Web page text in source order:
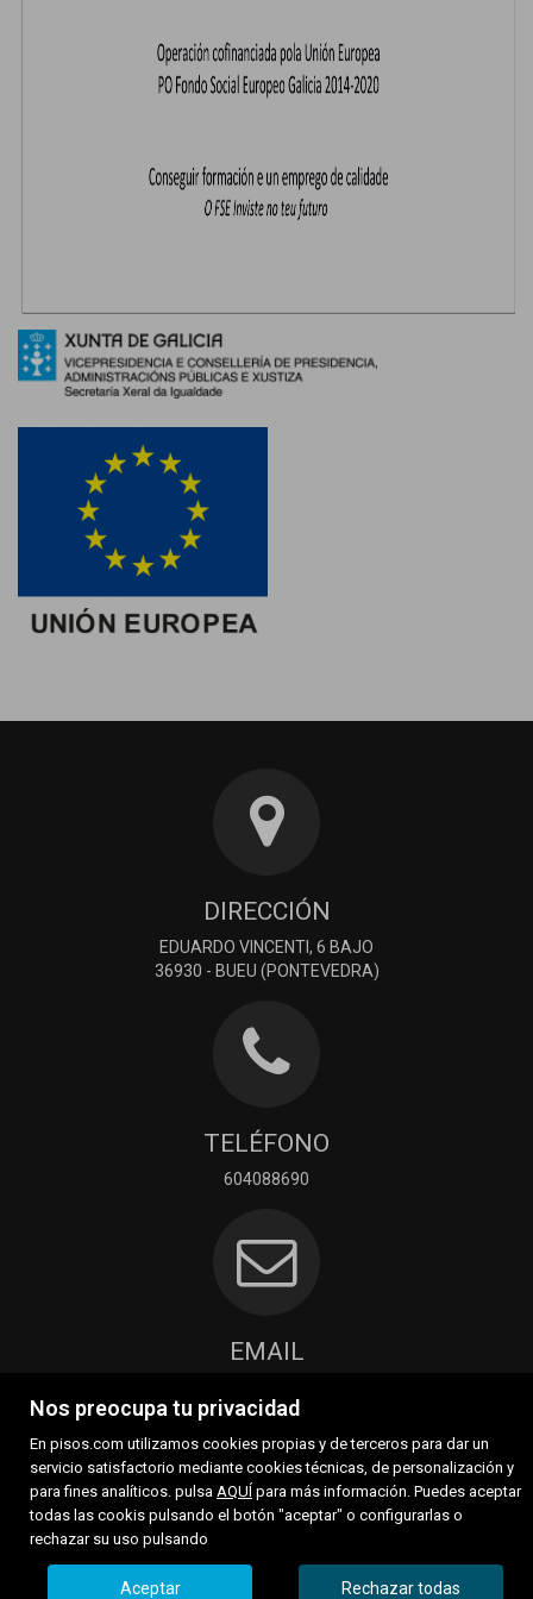
Nos preocupa tu privacidad
En pisos.com utilizamos cookies propias y de terceros para dar un
servicio satisfactorio mediante cookies técnicas, de personalización y
para fines analíticos. pulsa AQUÍ para más información. Puedes aceptar
todas las cookis pulsando el botón "aceptar" o configurarlas o
rechazar su uso pulsando
Aceptar Rechazar todas
DIRECCIÓN
EDUARDO VINCENTI, 6 BAJO
36930 - BUEU (PONTEVEDRA)
TELÉFONO
604088690
EMAIL
Contactar